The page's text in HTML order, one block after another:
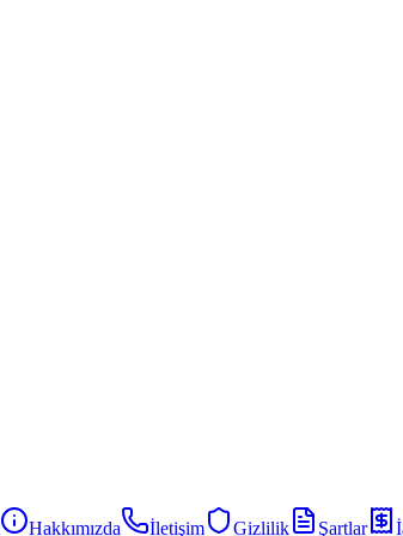
Hakkımızda İletişim Gizlilik Şartlar